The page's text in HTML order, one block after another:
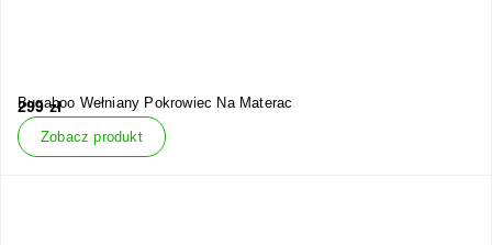
Bugaboo Wełniany Pokrowiec Na Materac
299zł
Zobacz produkt